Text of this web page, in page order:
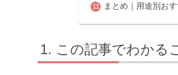
まとめ｜用途別お
この記事でわかる